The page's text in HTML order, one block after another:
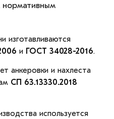
нормативным
изготавливаются
и ГОСТ 34028-2016.
анкеровки и нахлеста
СП 63.13330.2018
используется